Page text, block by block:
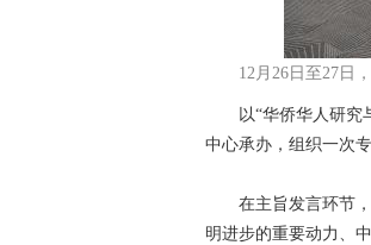
12月26日至27日
以“华侨华人研究与
中心承办，组织一次
在主旨发言环节，
明进步的重要动力、